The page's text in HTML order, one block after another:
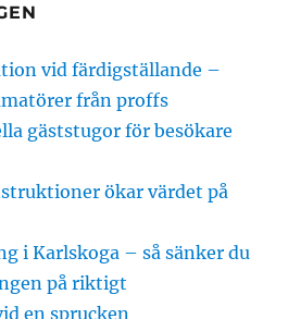
vid färdigställande –
från proffs
gäststugor för besökare
ökar värdet på
i Karlskoga – så sänker du
på riktigt
en sprucken